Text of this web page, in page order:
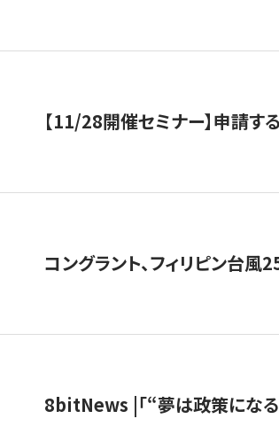
【11/28開催セミナー】申請す
コングラント、フィリピン台
8bitNews |「“夢は政策にな